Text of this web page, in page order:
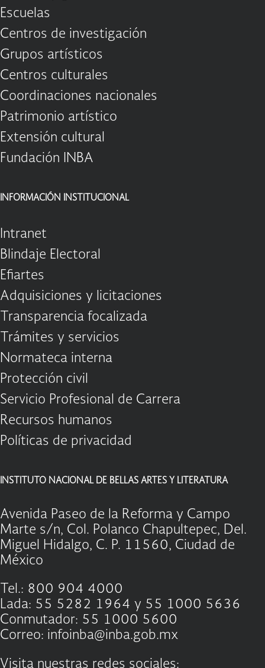
Escuelas
Centros de investigación
Grupos artísticos
Centros culturales
Coordinaciones nacionales
Patrimonio artístico
Extensión cultural
Fundación INBA
INFORMACIÓN INSTITUCIONAL
Intranet
Blindaje Electoral
Efiartes
Adquisiciones y licitaciones
Transparencia focalizada
Trámites y servicios
Normateca interna
Protección civil
Servicio Profesional de Carrera
Recursos humanos
Políticas de privacidad
INSTITUTO NACIONAL DE BELLAS ARTES Y LITERATURA
Avenida Paseo de la Reforma y Campo
Marte s/n, Col. Polanco Chapultepec, Del.
Miguel Hidalgo, C. P. 11560, Ciudad de
México
Tel.: 800 904 4000
Lada: 55 5282 1964 y 55 1000 5636
Conmutador: 55 1000 5600
Correo: infoinba@inba.gob.mx
Visita nuestras redes sociales: